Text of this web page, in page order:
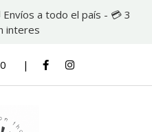
a todo el país - 💳 3
interes